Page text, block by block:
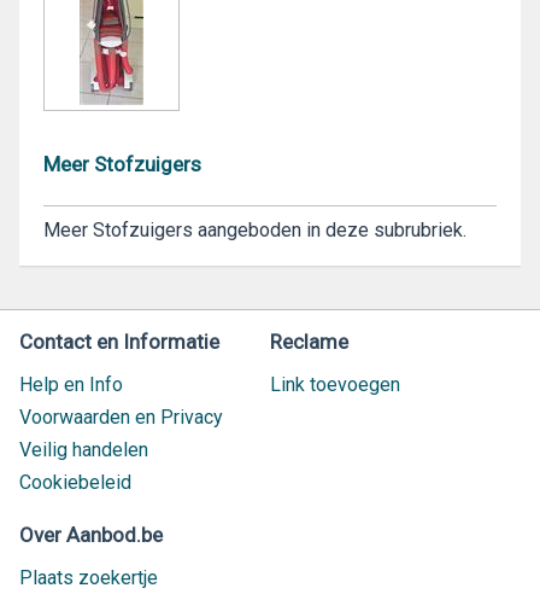
Meer Stofzuigers
Meer Stofzuigers aangeboden in deze subrubriek.
Contact en Informatie
Help en Info
Voorwaarden en Privacy
Veilig handelen
Cookiebeleid
Reclame
Link toevoegen
Over Aanbod.be
Plaats zoekertje